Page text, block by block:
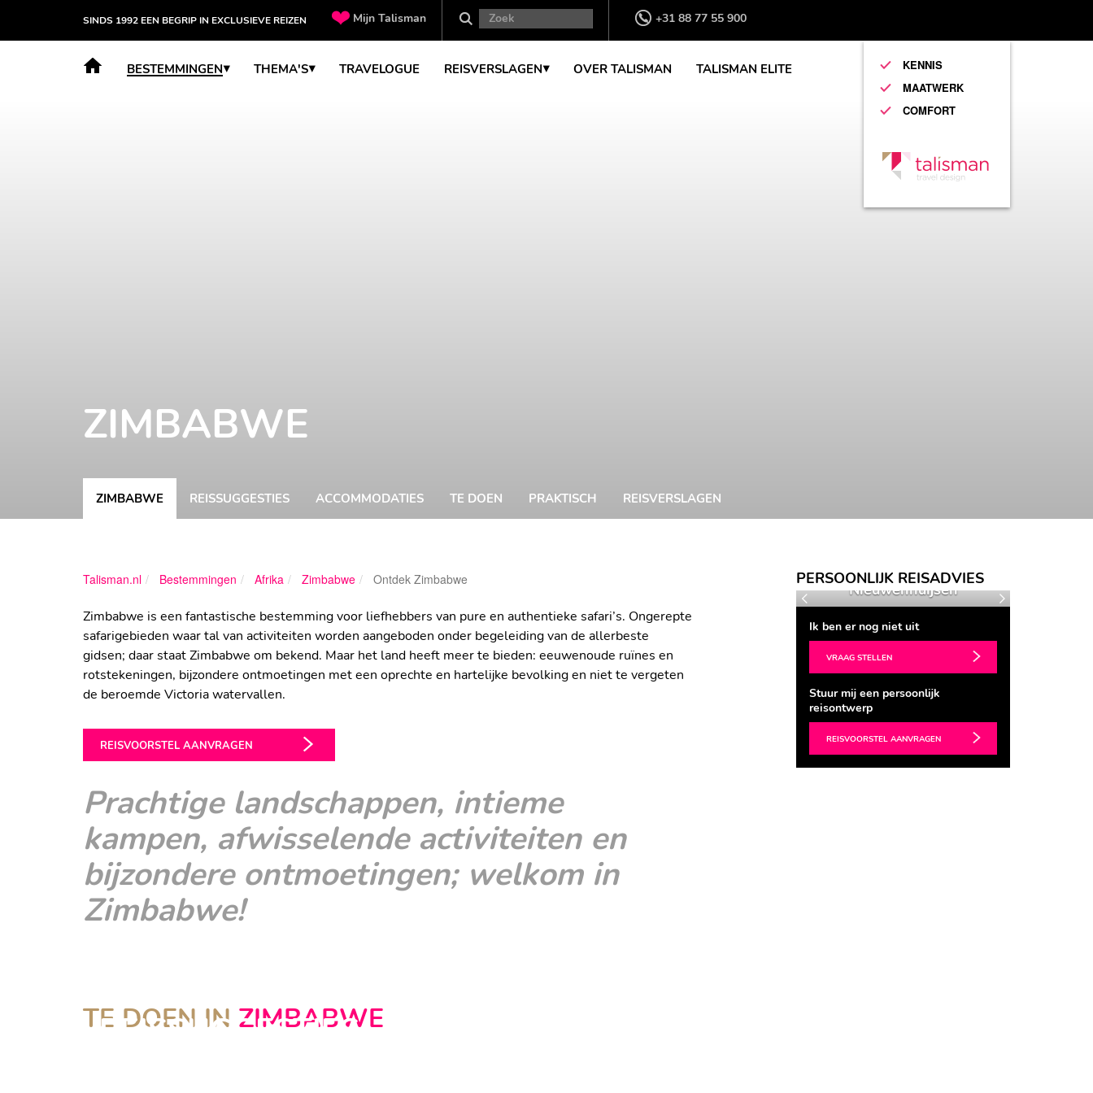
SINDS 1992 EEN BEGRIP IN EXCLUSIEVE REIZEN Mijn Talisman +31 88 77 55 900
KENNIS
MAATWERK
COMFORT
BESTEMMINGEN THEMA'S TRAVELOGUE REISVERSLAGEN OVER TALISMAN TALISMAN ELITE
ZIMBABWE
ZIMBABWE REISSUGGESTIES ACCOMMODATIES TE DOEN PRAKTISCH REISVERSLAGEN
Talisman.nl Bestemmingen Afrika Zimbabwe Ontdek Zimbabwe
Zimbabwe is een fantastische bestemming voor liefhebbers van pure en authentieke safari’s. Ongerepte
safarigebieden waar tal van activiteiten worden aangeboden onder begeleiding van de allerbeste
gidsen; daar staat Zimbabwe om bekend. Maar het land heeft meer te bieden: eeuwenoude ruïnes en
rotstekeningen, bijzondere ontmoetingen met een oprechte en hartelijke bevolking en niet te vergeten
de beroemde Victoria watervallen.
REISVOORSTEL AANVRAGEN
Prachtige landschappen, intieme
kampen, afwisselende activiteiten en
bijzondere ontmoetingen; welkom in
Zimbabwe!
REISSUGGESTIES
TE DOEN IN ZIMBABWE
PERSOONLIJK REISADVIES
Kitty
Nieuwenhuijsen
Kitty
Nieuwenhuijsen
Vorige Volgende
Ik ben er nog niet uit
VRAAG STELLEN
Stuur mij een persoonlijk
reisontwerp
REISVOORSTEL AANVRAGEN